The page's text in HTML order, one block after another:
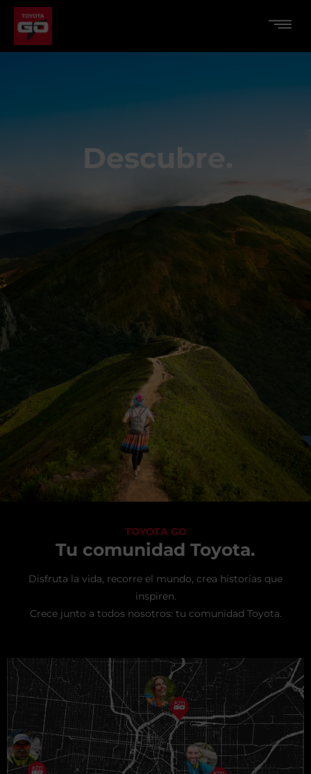
Descubre.
TOYOTA GO
Tu comunidad Toyota.
Disfruta la vida, recorre el mundo, crea historias que
inspiren.
Crece junto a todos nosotros: tu comunidad Toyota.